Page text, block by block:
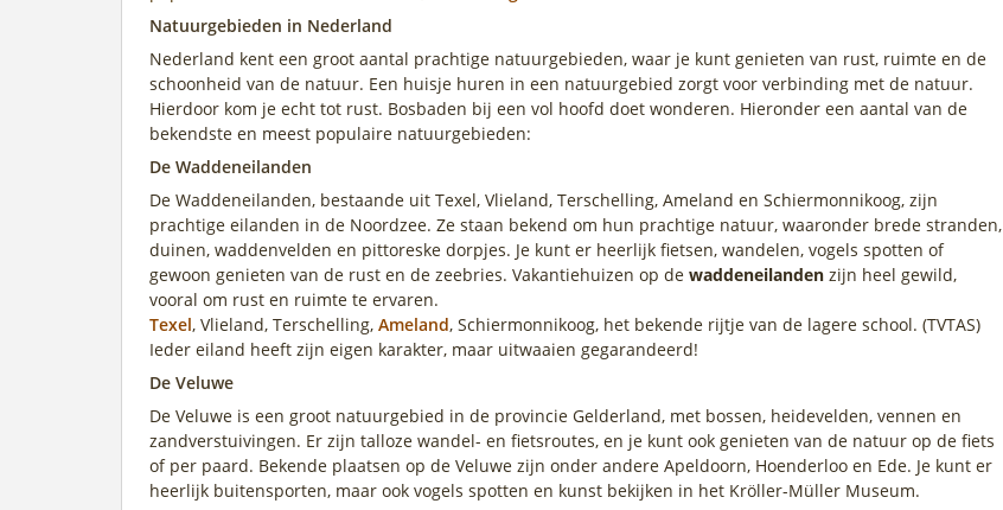
Natuurgebieden in Nederland
Nederland kent een groot aantal prachtige natuurgebieden, waar je kunt genieten van rust, ruimte en de
schoonheid van de natuur. Een huisje huren in een natuurgebied zorgt voor verbinding met de natuur.
Hierdoor kom je echt tot rust. Bosbaden bij een vol hoofd doet wonderen. Hieronder een aantal van de
bekendste en meest populaire natuurgebieden:
De Waddeneilanden
De Waddeneilanden, bestaande uit Texel, Vlieland, Terschelling, Ameland en Schiermonnikoog, zijn
prachtige eilanden in de Noordzee. Ze staan bekend om hun prachtige natuur, waaronder brede stranden,
duinen, waddenvelden en pittoreske dorpjes. Je kunt er heerlijk fietsen, wandelen, vogels spotten of
gewoon genieten van de rust en de zeebries. Vakantiehuizen op de waddeneilanden zijn heel gewild,
vooral om rust en ruimte te ervaren.
Texel, Vlieland, Terschelling, Ameland, Schiermonnikoog, het bekende rijtje van de lagere school. (TVTAS)
Ieder eiland heeft zijn eigen karakter, maar uitwaaien gegarandeerd!
De Veluwe
De Veluwe is een groot natuurgebied in de provincie Gelderland, met bossen, heidevelden, vennen en
zandverstuivingen. Er zijn talloze wandel- en fietsroutes, en je kunt ook genieten van de natuur op de fiets
of per paard. Bekende plaatsen op de Veluwe zijn onder andere Apeldoorn, Hoenderloo en Ede. Je kunt er
heerlijk buitensporten, maar ook vogels spotten en kunst bekijken in het Kröller-Müller Museum.